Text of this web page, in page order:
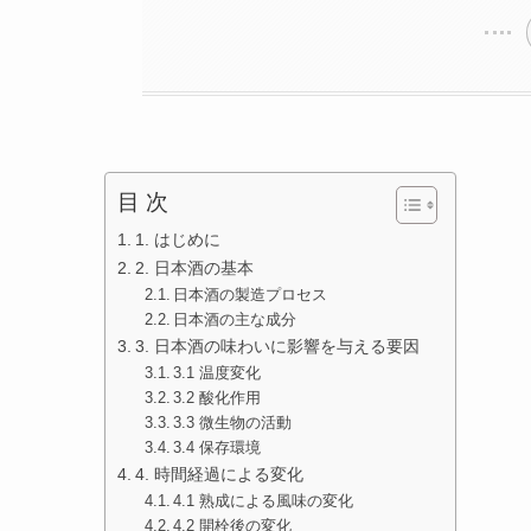
目 次
1. はじめに
2. 日本酒の基本
日本酒の製造プロセス
日本酒の主な成分
3. 日本酒の味わいに影響を与える要因
3.1 温度変化
3.2 酸化作用
3.3 微生物の活動
3.4 保存環境
4. 時間経過による変化
4.1 熟成による風味の変化
4.2 開栓後の変化